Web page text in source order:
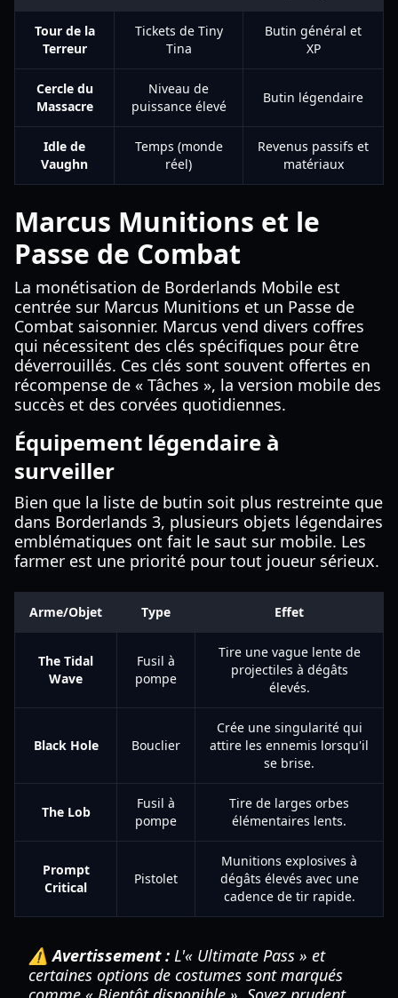
Tour de la
Terreur
Tickets de Tiny
Tina
Butin général et
XP
Cercle du
Massacre
Niveau de
puissance élevé
Butin légendaire
Idle de
Vaughn
Temps (monde
réel)
Revenus passifs et
matériaux
Marcus Munitions et le
Passe de Combat
La monétisation de Borderlands Mobile est
centrée sur Marcus Munitions et un Passe de
Combat saisonnier. Marcus vend divers coffres
qui nécessitent des clés spécifiques pour être
déverrouillés. Ces clés sont souvent offertes en
récompense de « Tâches », la version mobile des
succès et des corvées quotidiennes.
Équipement légendaire à
surveiller
Bien que la liste de butin soit plus restreinte que
dans Borderlands 3, plusieurs objets légendaires
emblématiques ont fait le saut sur mobile. Les
farmer est une priorité pour tout joueur sérieux.
Arme/Objet Type Effet
The Tidal
Wave
Fusil à
pompe
Tire une vague lente de
projectiles à dégâts
élevés.
Black Hole Bouclier
Crée une singularité qui
attire les ennemis lorsqu'il
se brise.
The Lob
Fusil à
pompe
Tire de larges orbes
élémentaires lents.
Prompt
Critical
Pistolet
Munitions explosives à
dégâts élevés avec une
cadence de tir rapide.
⚠️ Avertissement : L'« Ultimate Pass » et
certaines options de costumes sont marqués